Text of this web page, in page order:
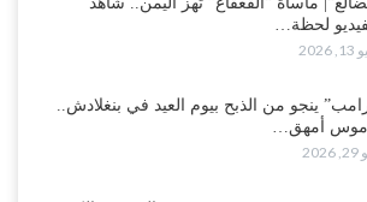
لحظة…
ينجو من الذبح بيوم العيد في بنغلادش..
أمهق…